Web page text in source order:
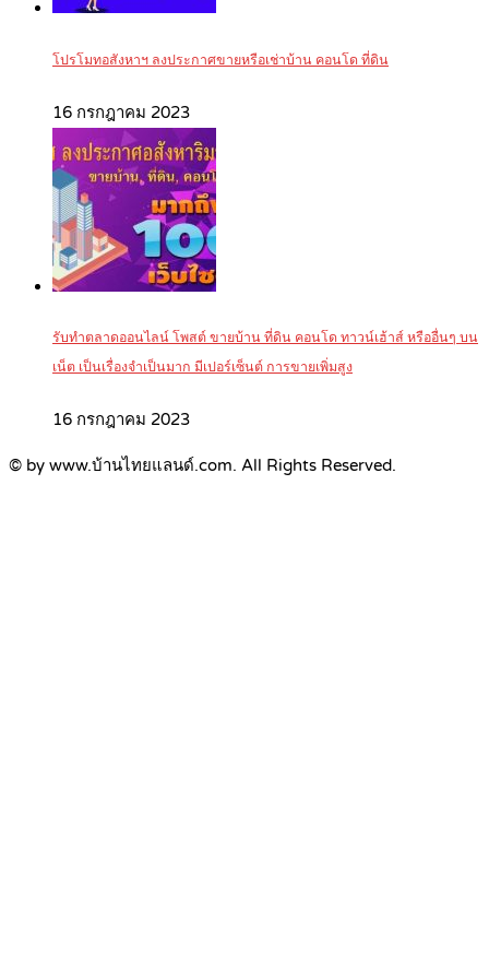
โปรโมทอสังหาฯ ลงประกาศขายหรือเช่าบ้าน คอนโด ที่ดิน
16 กรกฎาคม 2023
รับทำตลาดออนไลน์ โพสต์ ขายบ้าน ที่ดิน คอนโด ทาวน์เฮ้าส์ หรืออื่นๆ บน
เน็ต เป็นเรื่องจำเป็นมาก มีเปอร์เซ็นต์ การขายเพิ่มสูง
16 กรกฎาคม 2023
© by www.บ้านไทยแลนด์.com. All Rights Reserved.